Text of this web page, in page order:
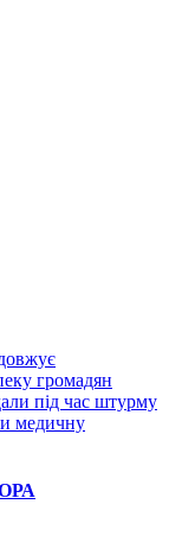
громадян
під час штурму
медичну